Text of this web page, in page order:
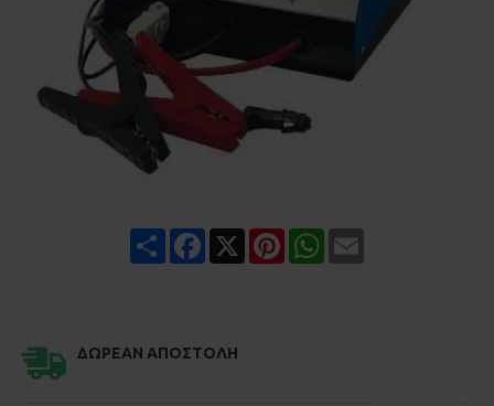
Share Facebook PinterestWhatsApp
ΔΩΡΕΆΝ ΑΠΟΣΤΟΛΉ